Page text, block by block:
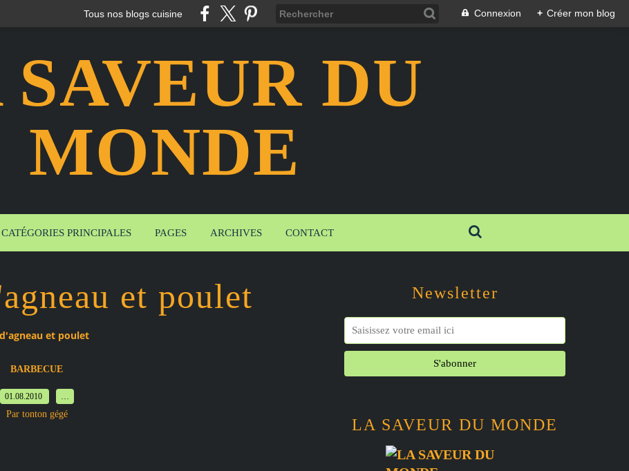
Tous nos blogs cuisine Connexion + Créer mon blog
DU
MONDE
CATÉGORIES PRINCIPALES PAGES ARCHIVES CONTACT
et poulet
et poulet
BARBECUE
01.08.2010
Par tonton gégé
Newsletter
LA SAVEUR DU MONDE